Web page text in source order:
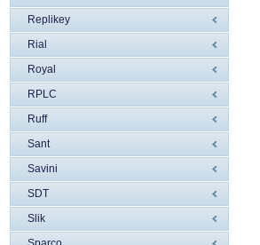
Replikey
Rial
Royal
RPLC
Ruff
Sant
Savini
SDT
Slik